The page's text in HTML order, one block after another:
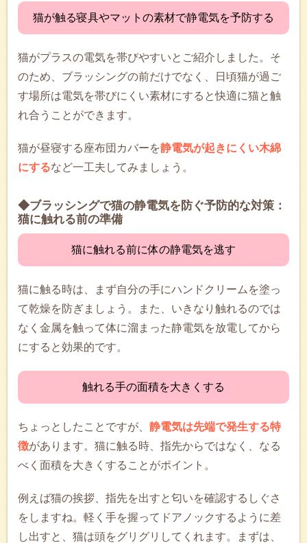
猫が触る寝具やマットの素材で静電気を予防する
猫がプラスの電気を帯びやすいとご紹介しました。そ
のため、ブラッシングの前だけでなく、日頃猫が過ご
す場所は電気を帯びにくい素材にすると快適に猫と触
れ合うことができます。
猫が昼寝する座布団カバーを静電気が起きにくい木綿
にするなど一工夫してみましょう。
◆ブラッシングで猫の静電気を防ぐ予防的な対策：
猫に触れる前の準備
猫に触れる前に体の静電気を逃す
猫に触る時は、まず自分の手にハンドクリームを塗っ
て乾燥を防ぎましょう。また、いきなり触れるのでは
なく金属を触って体に溜まった静電気を放電してから
にすると効果的です。
触れる手の面積を大きくする
ちょっとしたことですが、 静電気は先端で発生する特
徴があります。猫に触る時、指先からではなく、なる
べく面積を大きくすることがポイント。
例えば猫の挨拶、指先を出すと匂いを確認するしぐさ
をしますね。軽く手を握ってドアノックするように差
し出すと、猫は頭をグリグリしてくれます。まずは、